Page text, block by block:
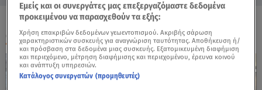
ΟΛΑ ΤΑ ΒΙΝΤΕΟ
Εμείς και οι συνεργάτες μας επεξεργαζόμαστε δεδομένα
προκειμένου να παρασχεθούν τα εξής:
Χρήση επακριβών δεδομένων γεωεντοπισμού. Ακριβής σάρωση
χαρακτηριστικών συσκευής για αναγνώριση ταυτότητας. Αποθήκευση ή/
και πρόσβαση στα δεδομένα μιας συσκευής. Εξατομικευμένη διαφήμιση
και περιεχόμενο, μέτρηση διαφήμισης και περιεχομένου, έρευνα κοινού
και ανάπτυξη υπηρεσιών.
Κατάλογος συνεργατών (προμηθευτές)